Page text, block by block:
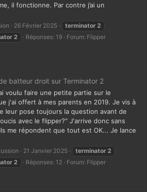
il fonctionne. Par contre j’ai un
26 Février 2025 terminator 2
2 Réponses: 19 Forum: Flipper
batteur droit sur Terminator 2
voulu faire une petite partie sur le
j'ai offert à mes parents en 2019. Je vis à
leur pose toujours la question avant de
avec le flipper?" J'arrive donc sans
me répondent que tout est OK... Je lance
21 Janvier 2025 terminator 2
2 Réponses: 12 Forum: Flipper